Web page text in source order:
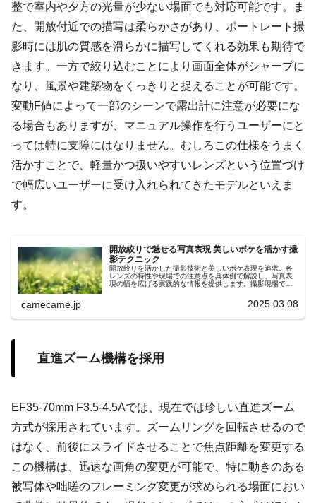
整で室内や夕方の光量が少ない場面でも対応可能です。ま
た、開放付近での描写は柔らかさがあり、ポートレート撮
影時には肌の質感を滑らかに描写してくれる効果も期待で
きます。一方で絞り込むことにより画面全体がシャープに
なり、風景や建築物をくっきりと捉えることが可能です。
変動F値によって一部のシーンで露出計に注意が必要にな
る場合もありますが、マニュアル操作を行うユーザーにと
っては特に支障にはなりません。むしろこの仕様をうまく
活かすことで、軽量かつ扱いやすいレンズという位置づけ
で幅広いユーザーに受け入れられてきたモデルといえま
す。
開放絞りで魅せる写真表現 美しいボケを活かす撮
影テクニック
開放絞りを活かした撮影技術と美しいボケ表現を追求。各
レンズの特性や現場での注意点を具体例で解説し、写真表
現の幅を広げる実践的な情報を提供します。撮影現場で役
camecame.jp 2025.03.08
直進ズーム機構を採用
EF35-70mm F3.5-4.5Aでは、現在では珍しい直進ズーム
方式が採用されています。ズームリングを回転させるので
はなく、前後にスライドさせることで焦点距離を変更する
この機構は、迅速な画角の変更が可能で、特に動きのある
被写体や咄嗟のフレーミング変更が求められる場面におい